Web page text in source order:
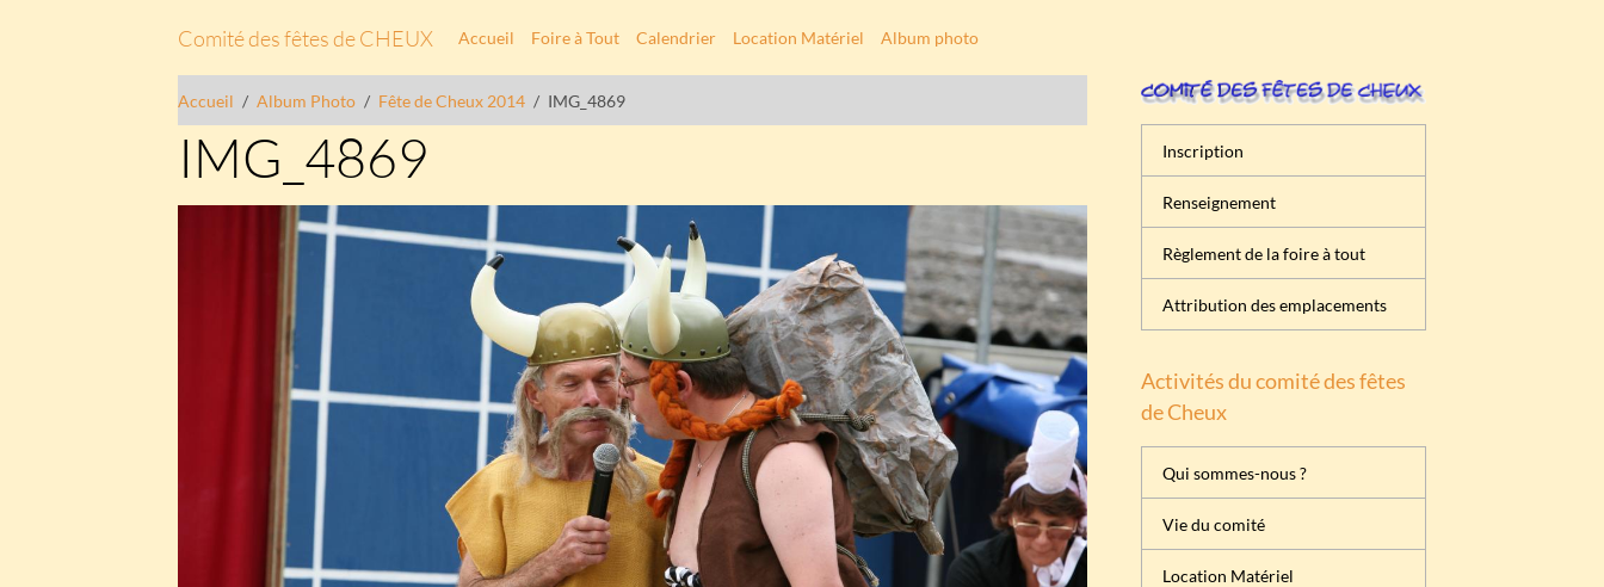
Comité des fêtes de CHEUX Accueil Foire à Tout Calendrier Location Matériel Album photo
Accueil Album Photo Fête de Cheux 2014 IMG_4869
IMG_4869 Inscription
Renseignement
Règlement de la foire à tout
Attribution des emplacements
Activités du comité des fêtes
de Cheux
Qui sommes-nous ?
Vie du comité
Location Matériel